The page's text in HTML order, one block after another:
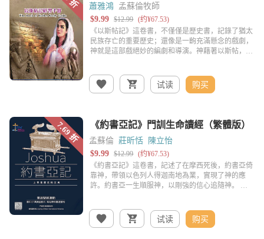
蕭雅鴻 孟蘇倫牧師
试读 购买
孟蘇倫 莊昕恬 陳立怡
试读 购买